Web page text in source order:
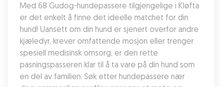
Med 68 Gudog-hundepassere tilgjengelige i Kløfta
er det enkelt å finne det ideelle matchet for din
hund! Uansett om din hund er sjenert overfor andre
kjæledyr, krever omfattende mosjon eller trenger
spesiell medisinsk omsorg, er den rette
pasningspasseren klar til å ta vare på din hund som
en del av familien. Søk etter hundepassere nær